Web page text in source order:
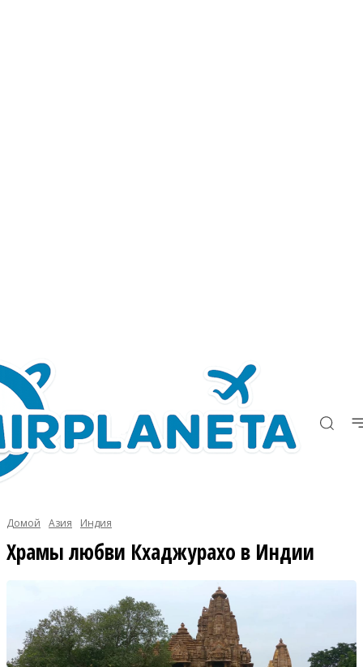
Домой Азия Индия
Храмы любви Кхаджурахо в Индии